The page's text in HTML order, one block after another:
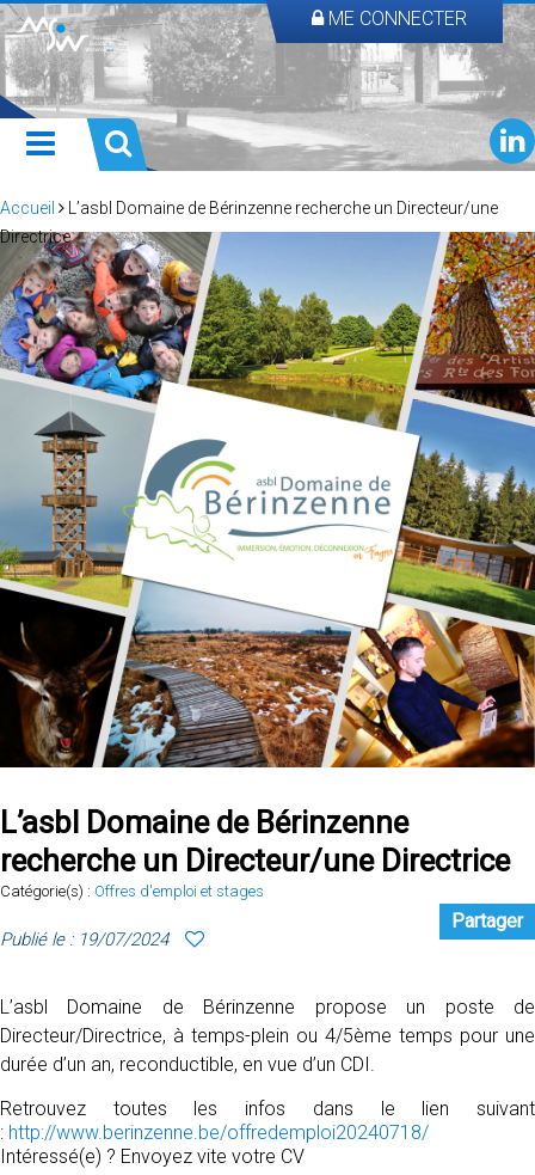
ME CONNECTER
Accueil
L’asbl Domaine de Bérinzenne recherche un Directeur/une
Directrice
L’asbl Domaine de Bérinzenne
recherche un Directeur/une Directrice
Catégorie(s) : Offres d'emploi et stages
Publié le : 19/07/2024
Partager
L’asbl Domaine de Bérinzenne propose un poste de
Directeur/Directrice, à temps-plein ou 4/5ème temps pour une
durée d’un an, reconductible, en vue d’un CDI.
Retrouvez toutes les infos dans le lien suivant
: http://www.berinzenne.be/offredemploi20240718/
Intéressé(e) ? Envoyez vite votre CV